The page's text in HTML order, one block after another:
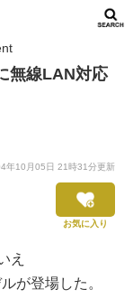
無線LAN対応
年10月05日 21時31分更新
お気に入り
え
が登場した。